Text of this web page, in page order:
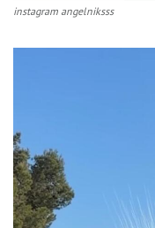
instagram angelniksss